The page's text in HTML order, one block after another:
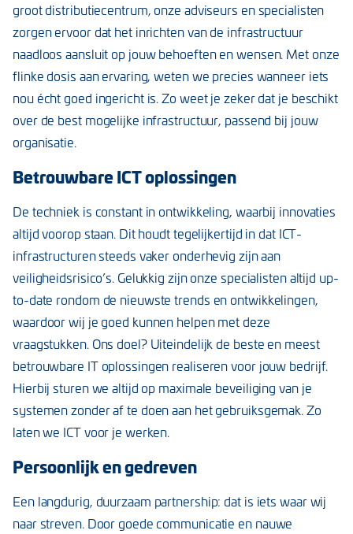
groot distributiecentrum, onze adviseurs en specialisten
zorgen ervoor dat het inrichten van de infrastructuur
naadloos aansluit op jouw behoeften en wensen. Met onze
flinke dosis aan ervaring, weten we precies wanneer iets
nou écht goed ingericht is. Zo weet je zeker dat je beschikt
over de best mogelijke infrastructuur, passend bij jouw
organisatie.
Betrouwbare ICT oplossingen
De techniek is constant in ontwikkeling, waarbij innovaties
altijd voorop staan. Dit houdt tegelijkertijd in dat ICT-
infrastructuren steeds vaker onderhevig zijn aan
veiligheidsrisico’s. Gelukkig zijn onze specialisten altijd up-
to-date rondom de nieuwste trends en ontwikkelingen,
waardoor wij je goed kunnen helpen met deze
vraagstukken. Ons doel? Uiteindelijk de beste en meest
betrouwbare IT oplossingen realiseren voor jouw bedrijf.
Hierbij sturen we altijd op maximale beveiliging van je
systemen zonder af te doen aan het gebruiksgemak. Zo
laten we ICT voor je werken.
Persoonlijk en gedreven
Een langdurig, duurzaam partnership: dat is iets waar wij
naar streven. Door goede communicatie en nauwe